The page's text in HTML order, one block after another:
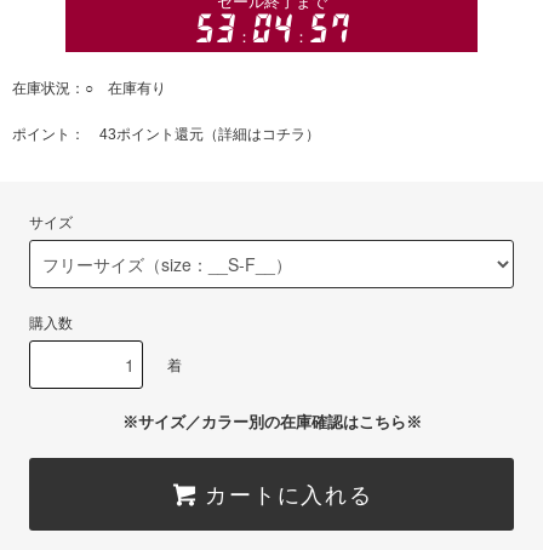
在庫状況：○ 在庫有り
ポイント： 43ポイント還元（詳細はコチラ ）
サイズ
購入数
着
※サイズ／カラー別の在庫確認はこちら※
カートに入れる